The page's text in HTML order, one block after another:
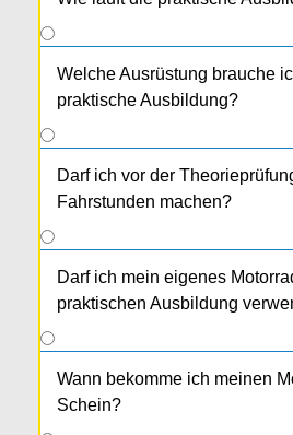
Welche Ausrüstung brauche
praktische Ausbildung?
Darf ich vor der
Fahrstunden machen?
Darf ich mein eigenes
praktischen Ausbildung
Wann bekomme ich meinen
Schein?